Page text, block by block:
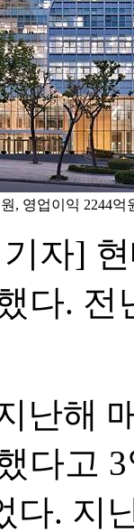
, 영업이익 2244
자]
다.
난해
다고
다. 지